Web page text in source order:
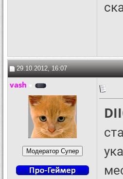
29.10.2012, 16:07
vash